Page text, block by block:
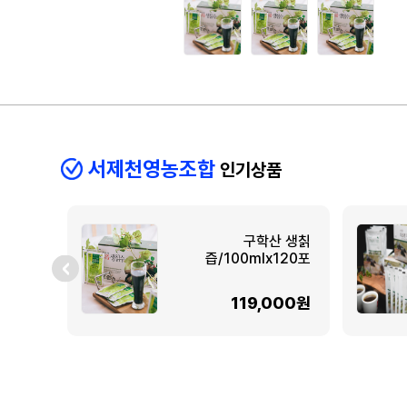
서제천영농조합 인기상품
구학산 생칡
즙/100mlx120포
119,000원